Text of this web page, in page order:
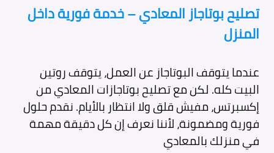
تصليح بوتاجاز المعادي – خدمة فورية داخل
المنزل
عندما يتوقف البوتاجاز عن العمل، يتوقف روتين
البيت كله. لكن مع تصليح بوتاجازات المعادي من
إكسبرتس، مفيش قلق ولا انتظار بالأيام. نقدم حلول
فورية ومضمونة، لأننا نعرف إن كل دقيقة مهمة
في منزلك بالمعادي